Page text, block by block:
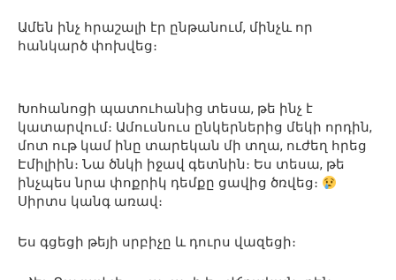
Ամեն ինչ հրաշալի էր ընթանում, մինչև որ
հանկարծ փոխվեց։
Խոհանոցի պատուհանից տեսա, թե ինչ է
կատարվում։ Ամուսնուս ընկերներից մեկի որդին,
մոտ ութ կամ ինը տարեկան մի տղա, ուժեղ հրեց
Էմիլիին։ Նա ծնկի իջավ գետնին։ Ես տեսա, թե
ինչպես նրա փոքրիկ դեմքը ցավից ծռվեց։
Սիրտս կանգ առավ։
Ես գցեցի թեյի սրբիչը և դուրս վազեցի։